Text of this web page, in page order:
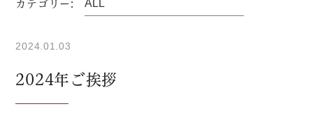
カテゴリー:
2024.01.03
2024年ご挨拶